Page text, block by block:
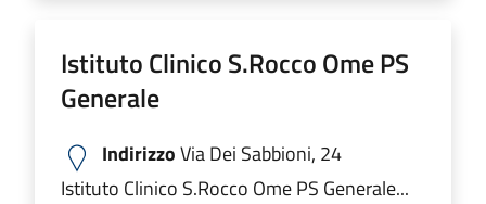
Istituto Clinico S.Rocco Ome PS
Generale
IndirizzoVia Dei Sabbioni, 24
Istituto Clinico S.Rocco Ome PS Generale...